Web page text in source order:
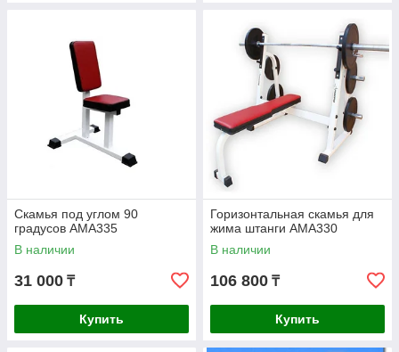
Скамья под углом 90
градусов AMA335
В наличии
31 000 ₸
Купить
Горизонтальная скамья для
жима штанги AMA330
В наличии
106 800 ₸
Купить